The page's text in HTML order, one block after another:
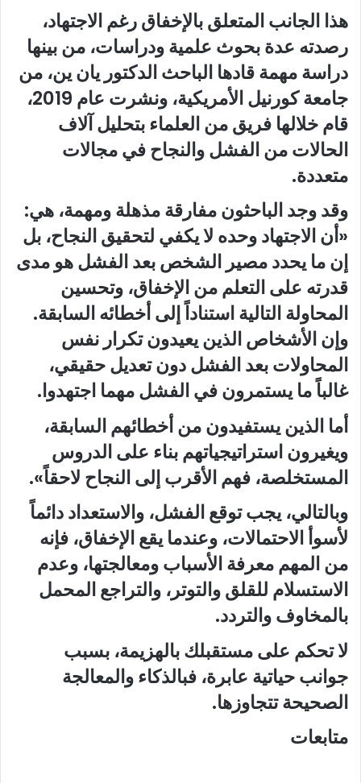
هذا الجانب المتعلق بالإخفاق رغم الاجتهاد،
رصدته عدة بحوث علمية ودراسات، من بينها
دراسة مهمة قادها الباحث الدكتور يان ين، من
جامعة كورنيل الأمريكية، ونشرت عام 2019،
قام خلالها فريق من العلماء بتحليل آلاف
الحالات من الفشل والنجاح في مجالات
متعددة.
وقد وجد الباحثون مفارقة مذهلة ومهمة، هي:
«أن الاجتهاد وحده لا يكفي لتحقيق النجاح، بل
إن ما يحدد مصير الشخص بعد الفشل هو مدى
قدرته على التعلم من الإخفاق، وتحسين
المحاولة التالية استناداً إلى أخطائه السابقة.
وإن الأشخاص الذين يعيدون تكرار نفس
المحاولات بعد الفشل دون تعديل حقيقي،
غالباً ما يستمرون في الفشل مهما اجتهدوا.
أما الذين يستفيدون من أخطائهم السابقة،
ويغيرون استراتيجياتهم بناء على الدروس
المستخلصة، فهم الأقرب إلى النجاح لاحقاً».
وبالتالي، يجب توقع الفشل، والاستعداد دائماً
لأسوأ الاحتمالات، وعندما يقع الإخفاق، فإنه
من المهم معرفة الأسباب ومعالجتها، وعدم
الاستسلام للقلق والتوتر، والتراجع المحمل
بالمخاوف والتردد.
لا تحكم على مستقبلك بالهزيمة، بسبب
جوانب حياتية عابرة، فبالذكاء والمعالجة
الصحيحة تتجاوزها.
متابعات